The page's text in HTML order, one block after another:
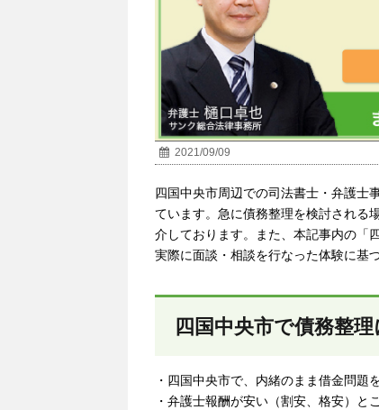
2021/09/09
四国中央市周辺での司法書士・弁護士
ています。急に債務整理を検討される
介しております。また、本記事内の「
実際に面談・相談を行なった体験に基
四国中央市で債務整
・四国中央市で、内緒のまま借金問題
・弁護士報酬が安い（割安、格安）と